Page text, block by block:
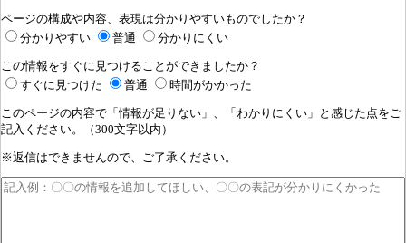
ページの構成や内容、表現は分かりやすいものでしたか？
分かりやすい
普通 分かりにくい
この情報をすぐに見つけることができましたか？
すぐに見つけた
普通 時間がかかった
このページの内容で「情報が足りない」、「わかりにくい」と感じた点をご
記入ください。（300文字以内）
※返信はできませんので、ご了承ください。